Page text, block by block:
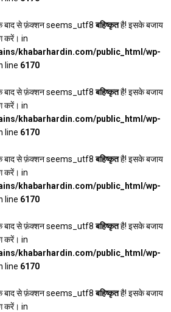
बाद से फ़ंक्शन seems_utf8बहिष्कृतहै! इसके बजाय
करें। in
khabarhardin.com/public_html/wp-
line 6170
बाद से फ़ंक्शन seems_utf8बहिष्कृतहै! इसके बजाय
करें। in
khabarhardin.com/public_html/wp-
line 6170
बाद से फ़ंक्शन seems_utf8बहिष्कृतहै! इसके बजाय
करें। in
khabarhardin.com/public_html/wp-
line 6170
बाद से फ़ंक्शन seems_utf8बहिष्कृतहै! इसके बजाय
करें। in
khabarhardin.com/public_html/wp-
line 6170
बाद से फ़ंक्शन seems_utf8बहिष्कृतहै! इसके बजाय
करें। in